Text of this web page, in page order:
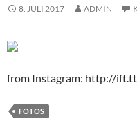
8. JULI 2017 ADMIN
from Instagram: http://
FOTOS